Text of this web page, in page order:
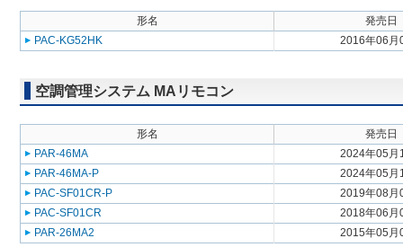
形名
発売日
PAC-KG52HK
2016年06月
空調管理システム MAリモコン
形名
発売日
PAR-46MA
2024年05月
PAR-46MA-P
2024年05月
PAC-SF01CR-P
2019年08月
PAC-SF01CR
2018年06月
PAR-26MA2
2015年05月